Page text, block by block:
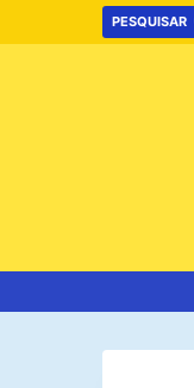
to
PESQUISAR